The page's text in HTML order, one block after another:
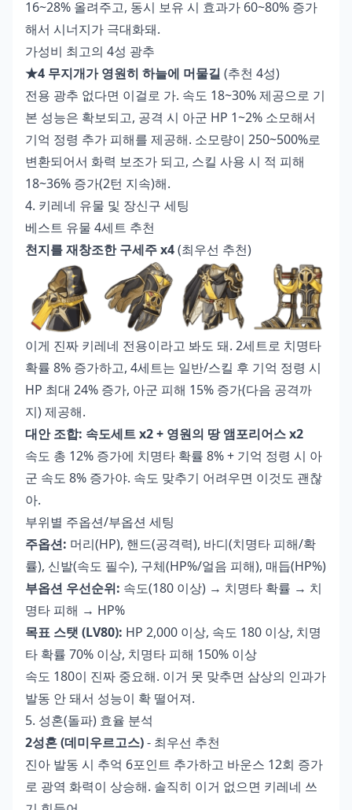
16~28% 올려주고, 동시 보유 시 효과가 60~80% 증가
해서 시너지가 극대화돼.
가성비 최고의 4성 광추
★4 무지개가 영원히 하늘에 머물길 (추천 4성)
전용 광추 없다면 이걸로 가. 속도 18~30% 제공으로 기
본 성능은 확보되고, 공격 시 아군 HP 1~2% 소모해서
기억 정령 추가 피해를 제공해. 소모량이 250~500%로
변환되어서 화력 보조가 되고, 스킬 사용 시 적 피해
18~36% 증가(2턴 지속)해.
4. 키레네 유물 및 장신구 세팅
베스트 유물 4세트 추천
천지를 재창조한 구세주 x4(최우선 추천)
이게 진짜 키레네 전용이라고 봐도 돼. 2세트로 치명타
확률 8% 증가하고, 4세트는 일반/스킬 후 기억 정령 시
HP 최대 24% 증가, 아군 피해 15% 증가(다음 공격까
지) 제공해.
대안 조합: 속도세트 x2 + 영원의 땅 앰포리어스 x2
속도 총 12% 증가에 치명타 확률 8% + 기억 정령 시 아
군 속도 8% 증가야. 속도 맞추기 어려우면 이것도 괜찮
아.
부위별 주옵션/부옵션 세팅
주옵션: 머리(HP), 핸드(공격력), 바디(치명타 피해/확
률), 신발(속도 필수), 구체(HP%/얼음 피해), 매듭(HP%)
부옵션 우선순위: 속도(180 이상) → 치명타 확률 → 치
명타 피해 → HP%
목표 스탯 (LV80): HP 2,000 이상, 속도 180 이상, 치명
타 확률 70% 이상, 치명타 피해 150% 이상
속도 180이 진짜 중요해. 이거 못 맞추면 삼상의 인과가
발동 안 돼서 성능이 확 떨어져.
5. 성혼(돌파) 효율 분석
2성혼 (데미우르고스)- 최우선 추천
진아 발동 시 추억 6포인트 추가하고 바운스 12회 증가
로 광역 화력이 상승해. 솔직히 이거 없으면 키레네 쓰